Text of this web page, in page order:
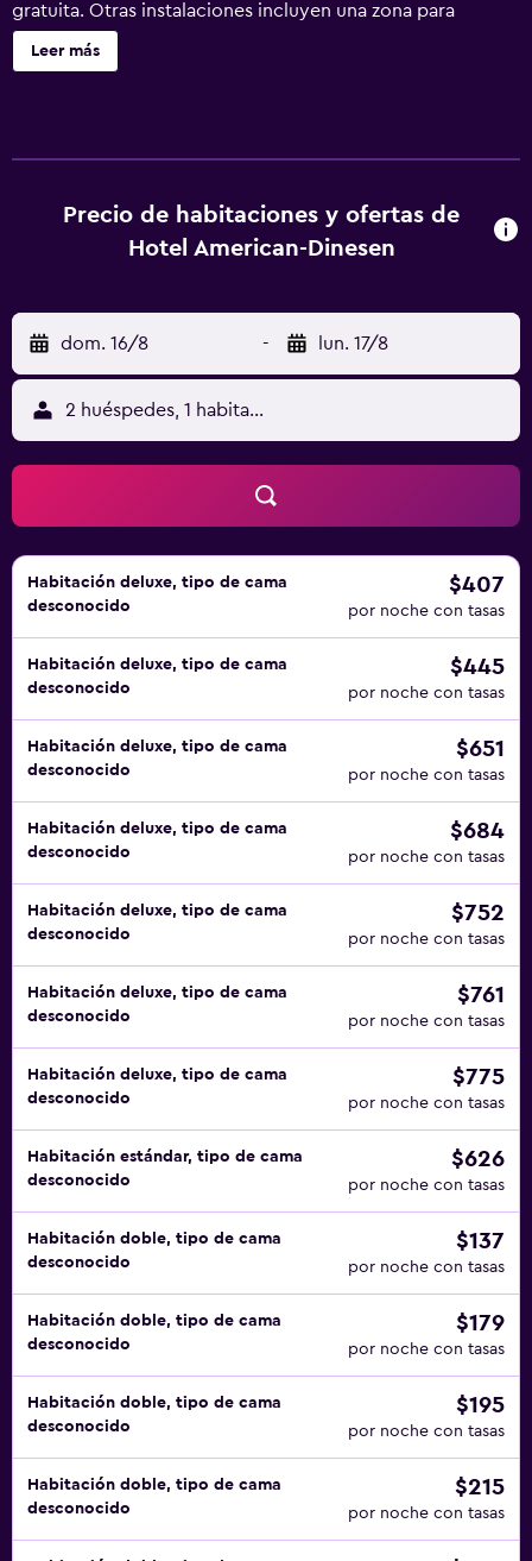
gratuita. Otras instalaciones incluyen una zona para
conferencias, servicios de conserjería y servicio de
tintorería. Se ofrece un servicio de limpieza a petición.
bidé, artículos de higiene personal gratuitos y secador de
pelo. Este hotel en Venecia ofrece acceso a Internet wifi
personas de negocios incluyen escritorio y teléfono. Se
ofrece servicio de limpieza todos los días y es posible
solicitar cambio de toallas. Se ofrece servicio de limpieza
a petición.
Leer más
Precio de habitaciones y ofertas de
Hotel American-Dinesen
dom. 16/8 - lun. 17/8
2 huéspedes, 1 habitación
Habitación deluxe, tipo de cama
desconocido
$407
por noche con tasas
Habitación deluxe, tipo de cama
desconocido
$445
por noche con tasas
Habitación deluxe, tipo de cama
desconocido
$651
por noche con tasas
Habitación deluxe, tipo de cama
desconocido
$684
por noche con tasas
Habitación deluxe, tipo de cama
desconocido
$752
por noche con tasas
Habitación deluxe, tipo de cama
desconocido
$761
por noche con tasas
Habitación deluxe, tipo de cama
desconocido
$775
por noche con tasas
Habitación estándar, tipo de cama
desconocido
$626
por noche con tasas
Habitación doble, tipo de cama
desconocido
$137
por noche con tasas
Habitación doble, tipo de cama
desconocido
$179
por noche con tasas
Habitación doble, tipo de cama
desconocido
$195
por noche con tasas
Habitación doble, tipo de cama
desconocido
$215
por noche con tasas